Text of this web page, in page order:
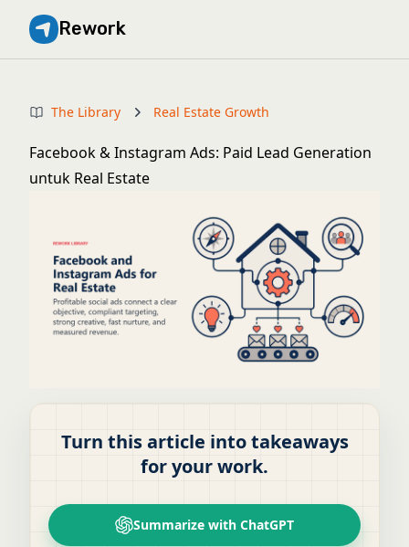
Rework
The Library Real Estate Growth
Facebook & Instagram Ads: Paid Lead Generation
untuk Real Estate
Turn this article into takeaways
for your work.
Summarize with ChatGPT